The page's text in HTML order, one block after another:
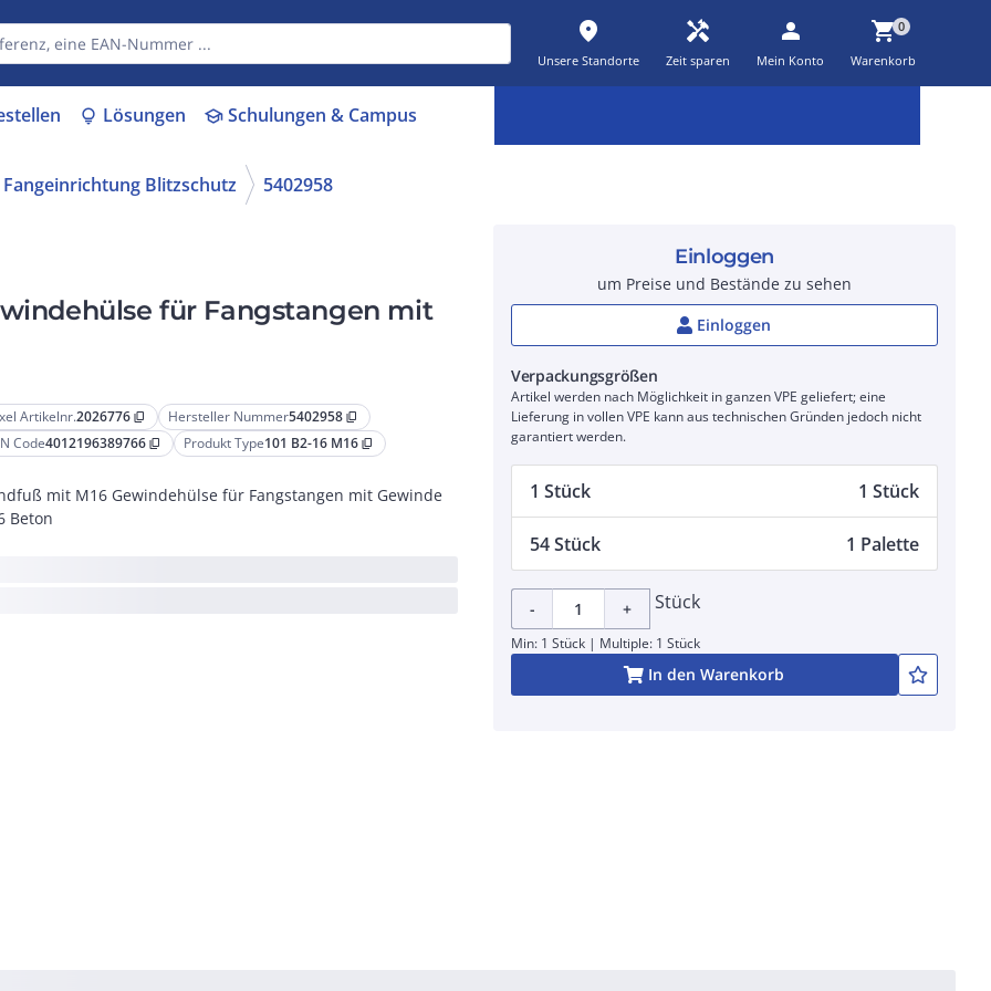
place
Unsere Standorte
handyman
Zeit sparen
person
Mein Konto
shopping_cart0
Warenkorb
lightbulb Lösungen schoolSchulungen & Campus
Blitzschutz 5402958
für Fangstangen mit
Artikelnr.2026776 content_copy Hersteller Nummer5402958 content_copy
Code4012196389766 content_copy Produkt Type101 B2-16 M16 content_copy
mit M16 Gewindehülse für Fangstangen mit Gewinde
Beton
Einloggen
um Preise und Bestände zu sehen
Einloggen
Verpackungsgrößen
Artikel werden nach Möglichkeit in ganzen VPE geliefert; eine
Lieferung in vollen VPE kann aus technischen Gründen jedoch nicht
garantiert werden.
1 Stück 1 Stück
54 Stück 1 Palette
- + Stück
Min: 1 Stück | Multiple: 1 Stück
In den Warenkorb